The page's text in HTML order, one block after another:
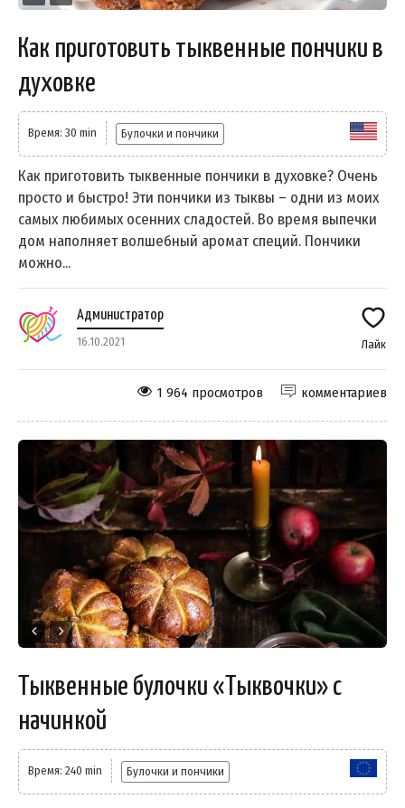
Как приготовить тыквенные пончики в
духовке
Время: 30 min Булочки и пончики
Как приготовить тыквенные пончики в духовке? Очень
просто и быстро! Эти пончики из тыквы – одни из моих
самых любимых осенних сладостей. Во время выпечки
дом наполняет волшебный аромат специй. Пончики
можно...
Администратор
16.10.2021 Лайк
комментариев
1 964 просмотров
Тыквенные булочки «Тыквочки» с
начинкой
Время: 240 min Булочки и пончики